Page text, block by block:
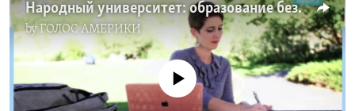
Народный университет: образование без границ
byГОЛОС АМЕРИКИ
No media source currently available